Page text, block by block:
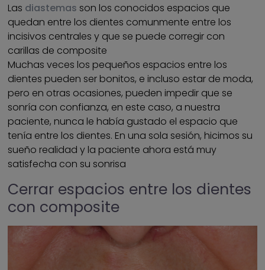
Las diastemas son los conocidos espacios que
quedan entre los dientes comunmente entre los
incisivos centrales y que se puede corregir con
carillas de composite
Muchas veces los pequeños espacios entre los
dientes pueden ser bonitos, e incluso estar de moda,
pero en otras ocasiones, pueden impedir que se
sonría con confianza, en este caso, a nuestra
paciente, nunca le había gustado el espacio que
tenía entre los dientes. En una sola sesión, hicimos su
sueño realidad y la paciente ahora está muy
satisfecha con su sonrisa
Cerrar espacios entre los dientes
con composite